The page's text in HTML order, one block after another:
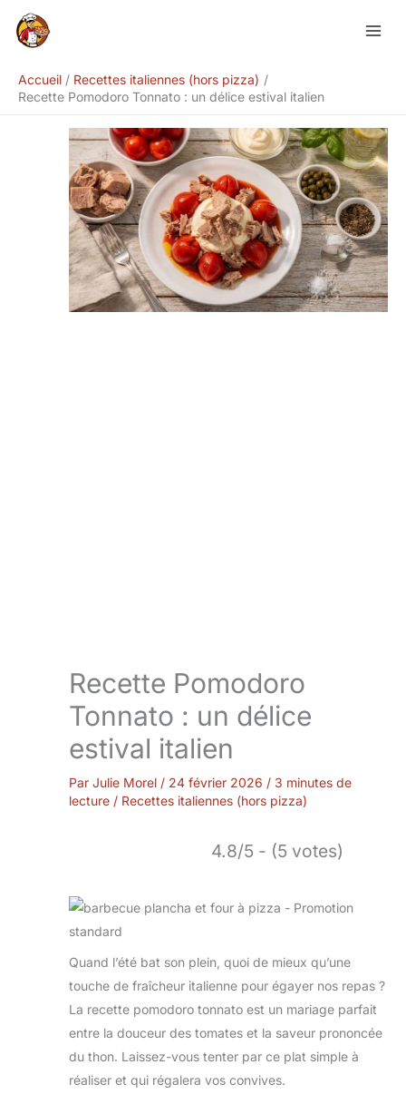
Accueil
Recettes italiennes (hors pizza)
Recette Pomodoro Tonnato : un délice estival italien
Recette Pomodoro
Tonnato : un délice
estival italien
Par Julie Morel / 24 février 2026 / 3 minutes de
lecture / Recettes italiennes (hors pizza)
4.8/5 - (5 votes)
Quand l’été bat son plein, quoi de mieux qu’une
touche de fraîcheur italienne pour égayer nos repas ?
La recette pomodoro tonnato est un mariage parfait
entre la douceur des tomates et la saveur prononcée
du thon. Laissez-vous tenter par ce plat simple à
réaliser et qui régalera vos convives.
Rechercher